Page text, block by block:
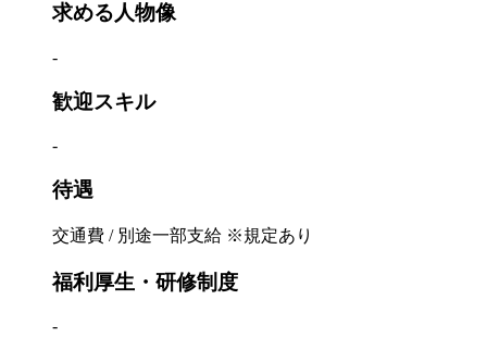
求める人物像
-
歓迎スキル
-
待遇
交通費 / 別途一部支給 ※規定あり
福利厚生・研修制度
-